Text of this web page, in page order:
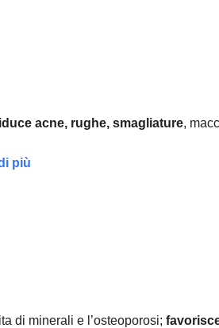
iduce acne, rughe, smagliature,
più
di minerali e l’osteoporosi;